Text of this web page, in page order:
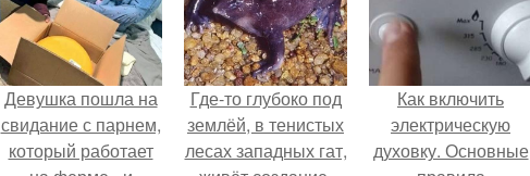
Девушка пошла на
свидание с парнем,
который работает
Где-то глубоко под
землёй, в тенистых
лесах западных гат,
Как включить
электрическую
духовку. Основные